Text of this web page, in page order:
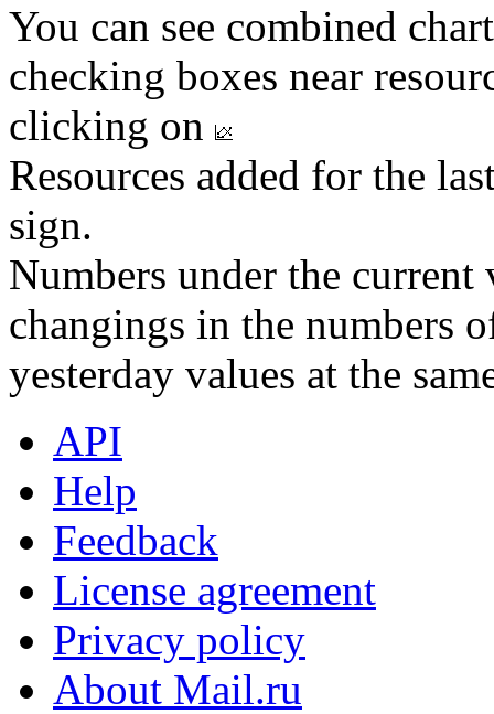
You can see combined
checking boxes near
clicking on
Resources added for the
sign.
Numbers under the
changings in the numbers
yesterday values at the
API
Help
Feedback
License agreement
Privacy policy
About Mail.ru